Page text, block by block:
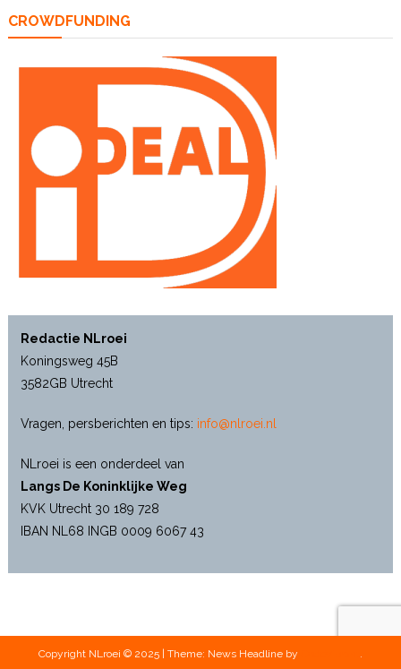
CROWDFUNDING
Redactie NLroei
Koningsweg 45B
3582GB Utrecht
Vragen, persberichten en tips: info@nlroei.nl
NLroei is een onderdeel van
Langs De Koninklijke Weg
KVK Utrecht 30 189 728
IBAN NL68 INGB 0009 6067 43
Copyright NLroei © 2025 | Theme: News Headline by